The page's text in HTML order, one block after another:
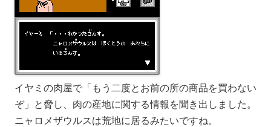
イヤミの肉屋で「もう二度とお前の所の商品を買わない
ぞ」と脅し、肉の産地に関する情報を聞き出しました。
ニャロメザウルスは荒地に居るみたいですね。